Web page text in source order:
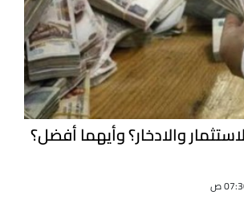
والادخار؟ وأيهما أفضل؟